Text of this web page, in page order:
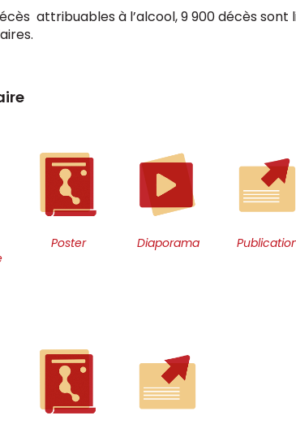
attribuables à l’alcool, 9 900 décès sont
Poster Diaporama